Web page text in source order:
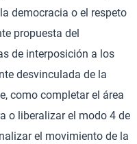
democracia o el respeto
propuesta del
de interposición a los
desvinculada de la
como completar el área
o liberalizar el modo 4 de
el movimiento de la